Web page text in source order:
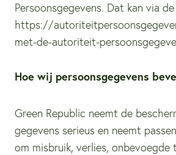
Persoonsgegevens. Dat kan via
https://
met-de-autoriteit-
Hoe wij persoonsgegevens
Green Republic neemt de
gegevens serieus en neemt
om misbruik, verlies, onbevoegde